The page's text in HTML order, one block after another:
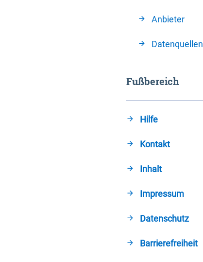
Anbieter
Datenquellen
Fußbereich
Hilfe
Kontakt
Inhalt
Impressum
Datenschutz
Barrierefreiheit